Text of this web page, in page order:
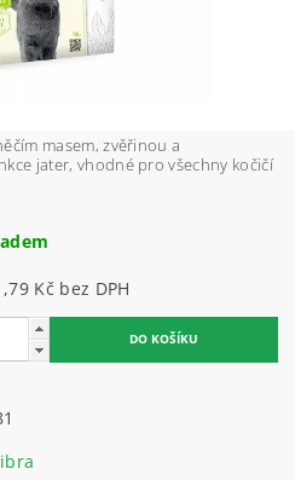
masem, zvěřinou a
jater, vhodné pro všechny kočičí
701,79 Kč bez DPH